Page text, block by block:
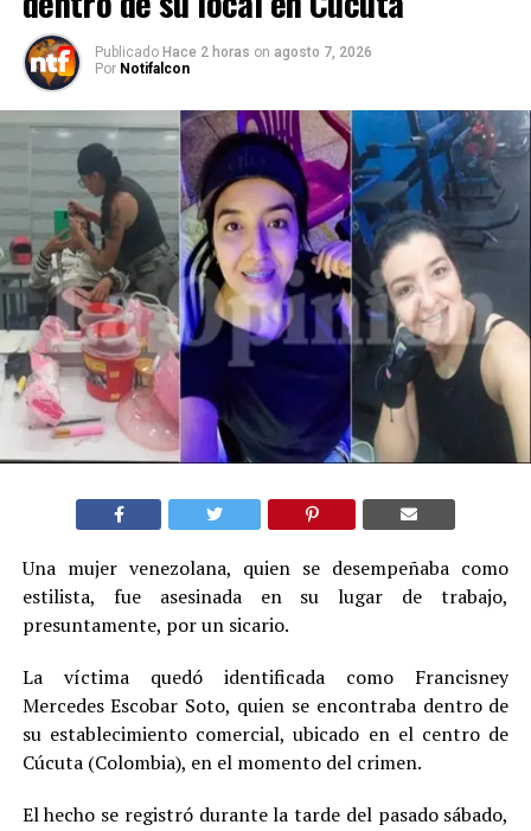
Publicado Hace 2 horas on agosto 7, 2026
Por Notifalcon
Una mujer venezolana, quien se desempeñaba como
estilista, fue asesinada en su lugar de trabajo,
presuntamente, por un sicario.
La víctima quedó identificada como Francisney
Mercedes Escobar Soto, quien se encontraba dentro de
su establecimiento comercial, ubicado en el centro de
Cúcuta (Colombia), en el momento del crimen.
El hecho se registró durante la tarde del pasado sábado,